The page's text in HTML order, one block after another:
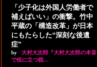
「少子化は外国人労働者で
補えばいい」の衝撃。竹中
平蔵の「構造改革」が日本
にもたらした“深刻な後遺
症”
by
大村大次郎『大村大次郎の本音
で役に立つ税…